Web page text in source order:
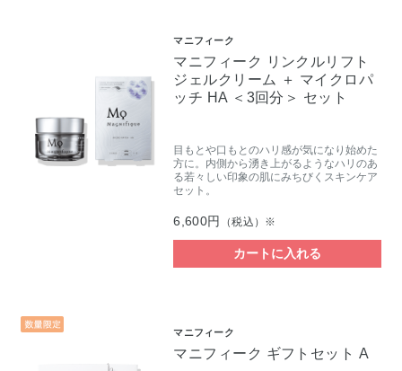
マニフィーク
マニフィーク リンクルリフト
ジェルクリーム ＋ マイクロパ
ッチ HA ＜3回分＞ セット
目もとや口もとのハリ感が気になり始めた
方に。内側から湧き上がるようなハリのあ
る若々しい印象の肌にみちびくスキンケア
セット。
6,600円 （税込）※
カートに入れる
マニフィーク
マニフィーク ギフトセット A